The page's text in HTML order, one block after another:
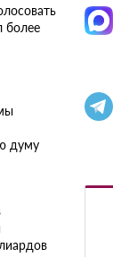
более
думу